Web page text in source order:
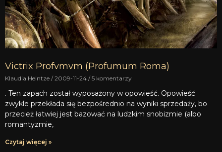
Victrix Profvmvm (Profumum Roma)
Klaudia Heintze 2009-11-24 5 komentarzy
. Ten zapach został wyposażony w opowieść. Opowieść
zwykle przekłada się bezpośrednio na wyniki sprzedaży, bo
przecież łatwiej jest bazować na ludzkim snobizmie (albo
romantyzmie,
Czytaj więcej »